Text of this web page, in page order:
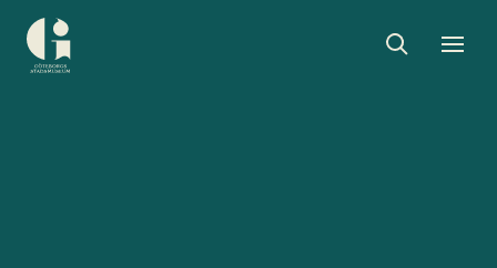
Göteborgs
Toggle